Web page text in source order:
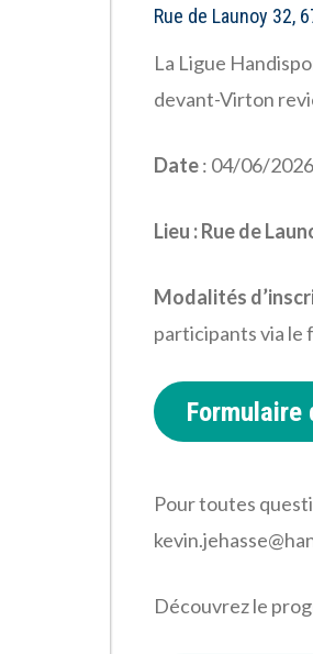
Rue de Launoy 32,
La Ligue
devant-Virton
Date: 04/06/2026
Lieu :Rue de
Modalités
participants via le
Formulaire
Pour toutes
Découvrez le